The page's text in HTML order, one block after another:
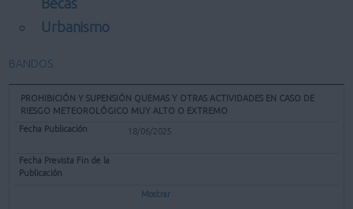
Urbanismo
BANDOS
PROHIBICIÓN Y SUPENSIÓN QUEMAS Y OTRAS ACTIVIDADES EN CASO DE
RIESGO METEOROLÓGICO MUY ALTO O EXTREMO
18/06/2025
Mostrar